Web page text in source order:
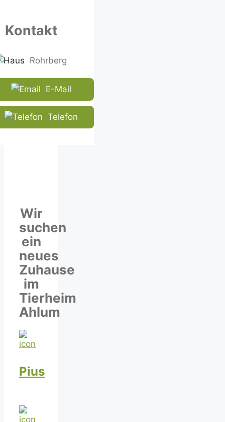
CAPTCHA
ensure
you
are
human.
Kontakt
Rohrberg
E-Mail
Telefon
Wir
suchen
ein
neues
Zuhause
im
Tierheim
Ahlum
Pius